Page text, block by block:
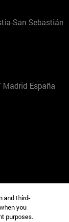
San Sebastián
Madrid España
and third-
you
purposes.